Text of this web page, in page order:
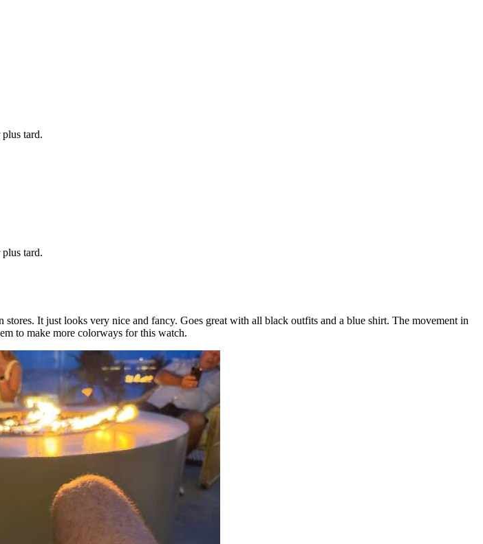
tard.
tard.
It just looks very nice and fancy. Goes great with all black outfits and a blue shirt. The movement in
to make more colorways for this watch.